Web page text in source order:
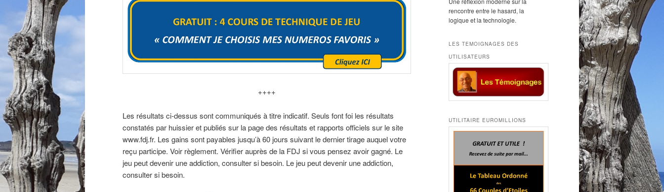
++++
Les résultats ci-dessus sont communiqués à titre indicatif. Seuls font foi les résultats
constatés par huissier et publiés sur la page des résultats et rapports officiels sur le site
www.fdj.fr. Les gains sont payables jusqu’à 60 jours suivant le dernier tirage auquel votre
reçu participe. Voir règlement. Vérifier auprès de la FDJ si vous pensez avoir gagné. Le
jeu peut devenir une addiction, consulter si besoin. Le jeu peut devenir une addiction,
consulter si besoin.
rencontre entre le hasard, la
logique et la technologie.
LES TEMOIGNAGES DES
UTILISATEURS
UTILITAIRE EUROMILLIONS